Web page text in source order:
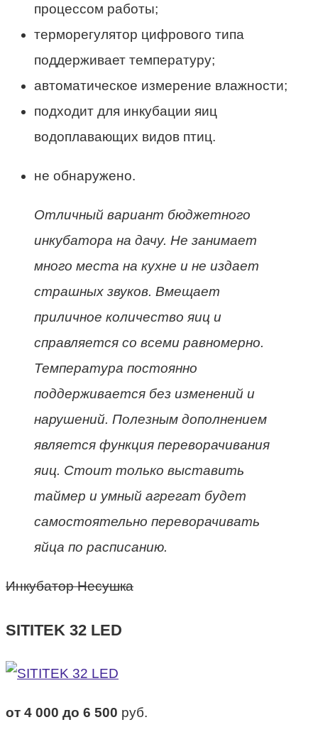
процессом работы;
терморегулятор цифрового типа
поддерживает температуру;
автоматическое измерение влажности;
подходит для инкубации яиц
водоплавающих видов птиц.
не обнаружено.
Отличный вариант бюджетного
инкубатора на дачу. Не занимает
много места на кухне и не издает
страшных звуков. Вмещает
приличное количество яиц и
справляется со всеми равномерно.
Температура постоянно
поддерживается без изменений и
нарушений. Полезным дополнением
является функция переворачивания
яиц. Стоит только выставить
таймер и умный агрегат будет
самостоятельно переворачивать
яйца по расписанию.
Инкубатор Несушка
SITITEK 32 LED
от 4 000 до 6 500 руб.